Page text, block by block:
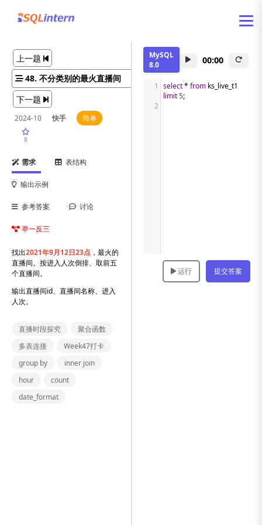
上一题
48. 不分类别的最火直播间
下一题
2024-10 快手 简单
8
需求 表结构
输出示例
参考答案 讨论
举一反三
找出2021年9月12日23点 ，最火的
直播间。按进入人次倒排、取前五
个直播间。
输出直播间id、直播间名称、进入
人次。
直播时段探究
聚合函数
多表连接
Week47打卡
group by
inner join
hour
count
date_format
MySQL
8.0
00:00
1 select * from
limit 5;
2
运行 提交答案